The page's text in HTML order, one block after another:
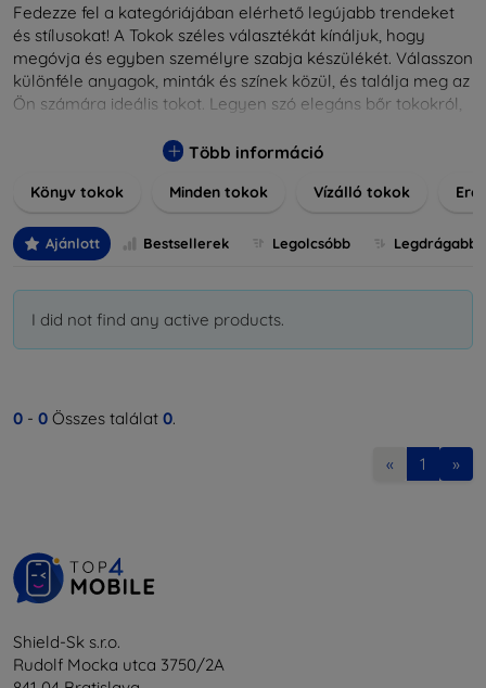
Fedezze fel a kategóriájában elérhető legújabb trendeket
és stílusokat! A Tokok széles választékát kínáljuk, hogy
megóvja és egyben személyre szabja készülékét. Válasszon
különféle anyagok, minták és színek közül, és találja meg az
Ön számára ideális tokot. Legyen szó elegáns bőr tokokról,
nálunk mindenki megtalálja a stílusához leginkább illő
különlegesebbé eszközeit a tökéletes tokkal!
Több információ
Könyv tokok Minden tokok Vízálló tokok
Ajánlott Bestsellerek Legolcsóbb Legdrágabb
I did not find any active products.
0 - 0 Összes találat 0.
« 1 »
Shield-Sk s.r.o.
Rudolf Mocka utca 3750/2A